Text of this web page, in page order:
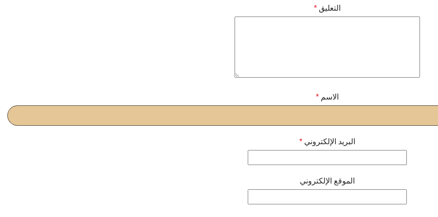
التعليق*
الاسم*
البريد الإلكتروني*
الموقع الإلكتروني